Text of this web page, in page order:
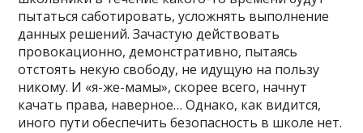
пытаться саботировать, усложнять выполнение
данных решений. Зачастую действовать
провокационно, демонстративно, пытаясь
отстоять некую свободу, не идущую на пользу
никому. И «я-же-мамы», скорее всего, начнут
качать права, наверное… Однако, как видится,
иного пути обеспечить безопасность в школе нет.